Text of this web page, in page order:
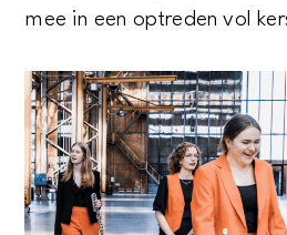
mee in een optreden vol